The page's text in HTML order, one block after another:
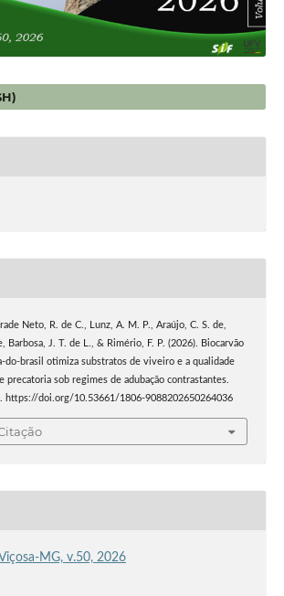
Neto, R. de C., Lunz, A. M. P., Araújo, C. S. de,
Barbosa, J. T. de L., & Rimério, F. P. (2026). Biocarvão
do-brasil otimiza substratos de viveiro e a qualidade
precatoria sob regimes de adubação contrastantes.
https://doi.org/10.53661/1806-9088202650264036
MG, v.50, 2026